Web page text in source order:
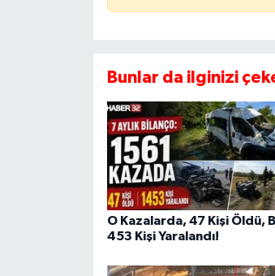
Bunlar da ilginizi
O Kazalarda, 47 Kişi Öldü,
453 Kişi Yaralandı!